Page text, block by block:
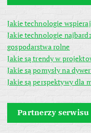
Jakie technologie
Jakie technologie
gospodarstwa rolne
Jakie są trendy w
Jakie są pomysły na
Jakie są perspektywy dla
Partnerzy serwisu